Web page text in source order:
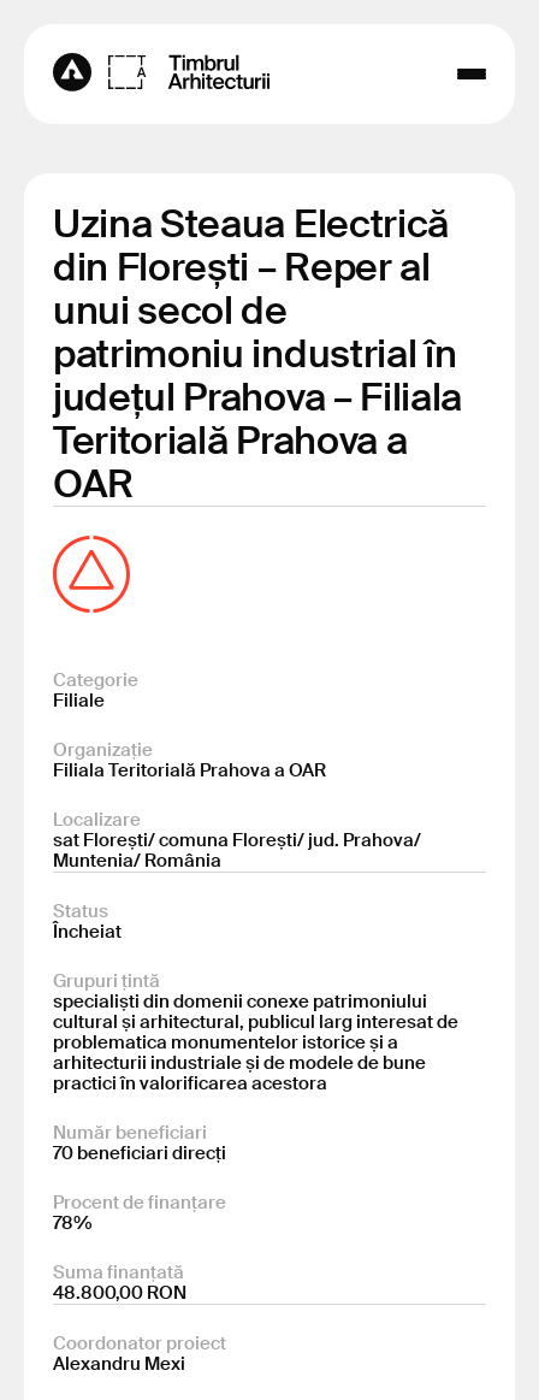
Uzina Steaua Electrică
din Florești – Reper al
unui secol de
patrimoniu industrial în
județul Prahova – Filiala
Teritorială Prahova a
OAR
Categorie
Filiale
Organizație
Filiala Teritorială Prahova a OAR
Localizare
sat Florești/ comuna Florești/ jud. Prahova/
Muntenia/ România
Status
Încheiat
Grupuri țintă
specialiști din domenii conexe patrimoniului
cultural și arhitectural, publicul larg interesat de
problematica monumentelor istorice și a
arhitecturii industriale și de modele de bune
practici în valorificarea acestora
Număr beneficiari
70 beneficiari direcți
Procent de finanțare
78%
Suma finanțată
48.800,00 RON
Coordonator proiect
Alexandru Mexi